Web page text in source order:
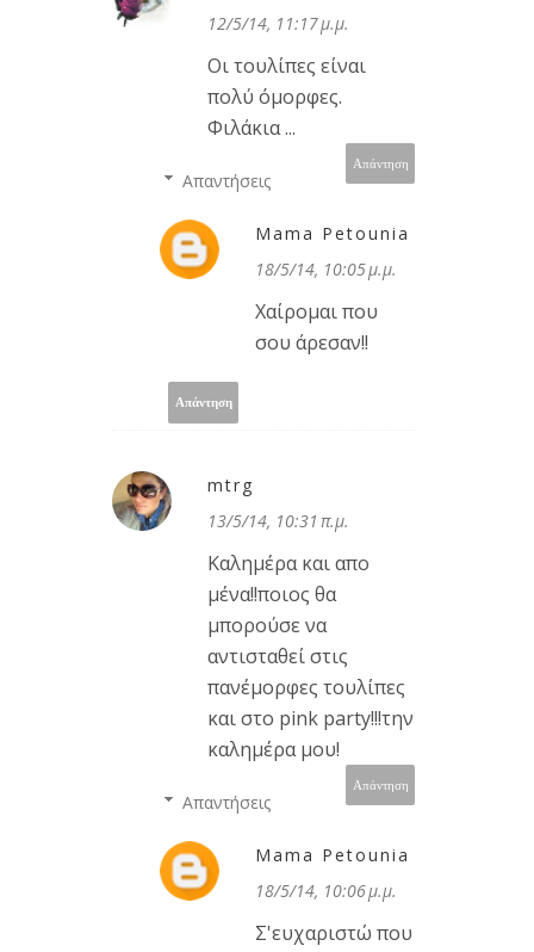
12/5/14, 11:17 μ.μ.
Οι τουλίπες είναι
πολύ όμορφες.
Φιλάκια ...
Απάντηση
Απαντήσεις
Mama Petounia
18/5/14, 10:05 μ.μ.
Χαίρομαι που
σου άρεσαν!!
Απάντηση
mtrg
13/5/14, 10:31 π.μ.
Καλημέρα και απο
μένα!!ποιος θα
μπορούσε να
αντισταθεί στις
πανέμορφες τουλίπες
και στο pink party!!!την
καλημέρα μου!
Απάντηση
Απαντήσεις
Mama Petounia
18/5/14, 10:06 μ.μ.
Σ'ευχαριστώ που